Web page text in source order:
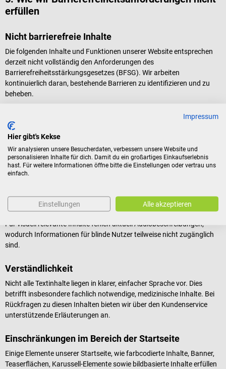
erfüllen
Nicht barrierefreie Inhalte
Die folgenden Inhalte und Funktionen unserer Website entsprechen
derzeit nicht vollständig den Anforderungen des
Barrierefreiheitsstärkungsgesetzes (BFSG). Wir arbeiten
kontinuierlich daran, bestehende Barrieren zu identifizieren und zu
beheben.
Die Website weist teilweise nicht ausreichende Farbkontraste auf.
Dies ist teilweise auf die Vorgaben unserer - auch markenrechtlich
geschützten - Corporate Identity zurückzuführen, deren
Farbgestaltung nicht in allen Fällen den Anforderungen an
barrierefreie Kontraste entspricht.
Unterstreichungen) eingesetzt, um Informationen visuell zuverlässig
zu vermitteln, wenn Farben allein nicht ausreichen.
Für visuell relevante Inhalte fehlen aktuell Audiobeschreibungen,
wodurch Informationen für blinde Nutzer teilweise nicht zugänglich
sind.
Verständlichkeit
Nicht alle Textinhalte liegen in klarer, einfacher Sprache vor. Dies
betrifft insbesondere fachlich notwendige, medizinische Inhalte. Bei
Rückfragen zu diesen Inhalten bieten wir über den Kundenservice
unterstützende Erläuterungen an.
Einschränkungen im Bereich der Startseite
Einige Elemente unserer Startseite, wie farbcodierte Inhalte, Banner,
Teaserflächen, Karussell-Elemente sowie bildbasierte Inhalte erfüllen
Impressum
Hier gibt's Kekse
Wir analysieren unsere Besucherdaten, verbessern unsere Website und
personalisieren Inhalte für dich. Damit du ein großartiges Einkaufserlebnis
hast. Für weitere Informationen öffne bitte die Einstellungen oder vertrau uns
einfach.
Einstellungen Alle akzeptieren